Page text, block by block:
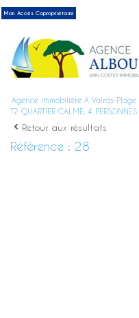
Mon Accès Copropriétaire
Agence Immobilière À Valras-Plage
T2 QUARTIER CALME, 4 PERSONNES
Retour aux résultats
Référence : 28